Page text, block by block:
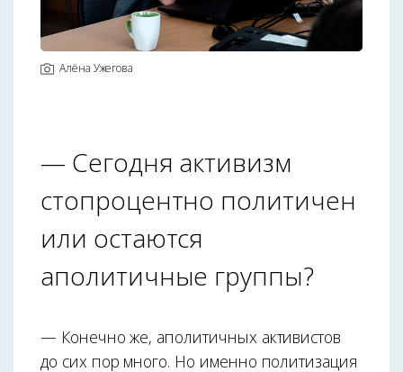
Алёна Ужегова
— Сегодня активизм
стопроцентно политичен
или остаются
аполитичные группы?
— Конечно же, аполитичных активистов
до сих пор много. Но именно политизация